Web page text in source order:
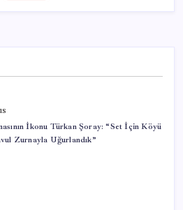
İkonu Türkan Şoray: “Set İçin Köyü
Zurnayla Uğurlandık”